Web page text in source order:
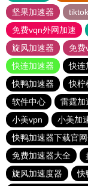
坚果加速器
免费vqn外网加速
旋风加速器
免费
快连加速器
快连
快鸭加速器
快柠
软件中心
雷霆加
小美vpn
小美加
快鸭加速器下载官
免费加速器大全
旋风加速度器
快